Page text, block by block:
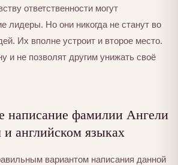
ответственности могут
лидеры. Но они никогда не станут во
Их вполне устроит и второе место.
и не позволят другим унижать своё
написание фамилии Ангели
и английском языках
вариантом написания данной